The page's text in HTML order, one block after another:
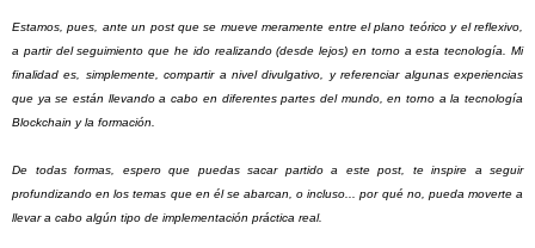
Estamos, pues, ante un post que se mueve meramente entre el plano teórico y el reflexivo,
a partir del seguimiento que he ido realizando (desde lejos) en torno a esta tecnología. Mi
finalidad es, simplemente, compartir a nivel divulgativo, y referenciar algunas experiencias
que ya se están llevando a cabo en diferentes partes del mundo, en torno a la tecnología
Blockchain y la formación.
De todas formas, espero que puedas sacar partido a este post, te inspire a seguir
profundizando en los temas que en él se abarcan, o incluso... por qué no, pueda moverte a
llevar a cabo algún tipo de implementación práctica real.